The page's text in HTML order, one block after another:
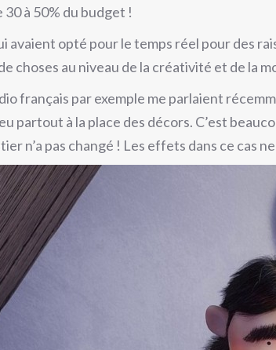
30 à 50% du budget !
avaient opté pour le temps réel pour des
choses au niveau de la créativité et de la
français par exemple me parlaient
partout à la place des décors. C’est
n’a pas changé ! Les effets dans ce cas